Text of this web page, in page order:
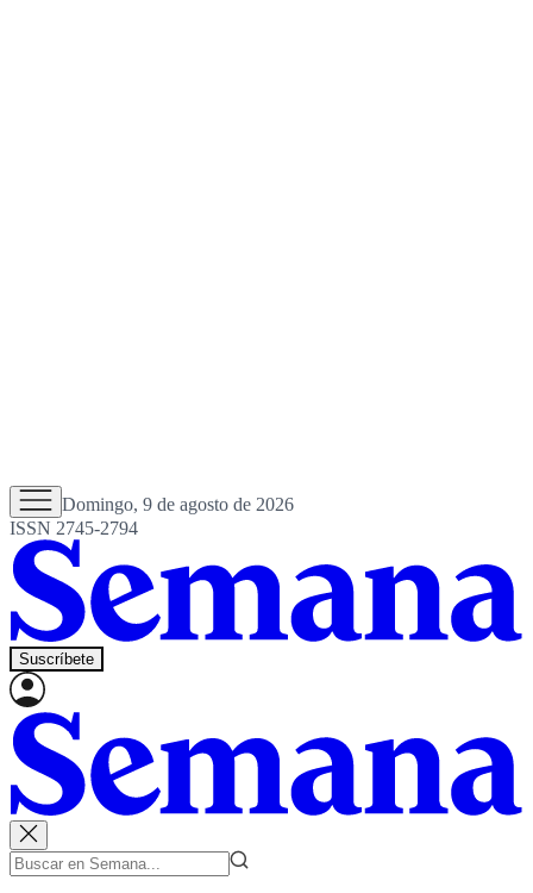
Domingo, 9 de agosto de 2026
ISSN 2745-2794
Suscríbete